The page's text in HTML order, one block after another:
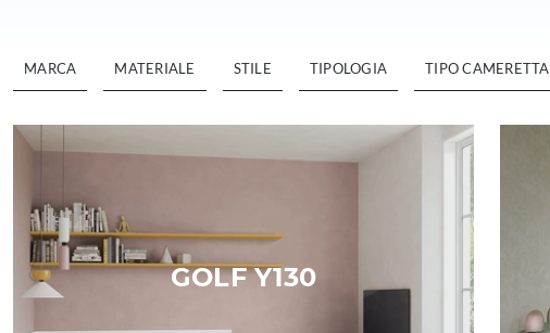
MARCA MATERIALE STILE TIPOLOGIA TIPO CAMERETTA
GOLF Y130